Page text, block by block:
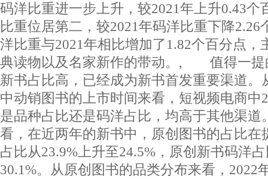
码洋比重进一步上升，较2021年上升0.43个
比重位居第二，较2021年码洋比重下降2.26
洋比重与2021年相比增加了1.82个百分点，
典读物以及名家新作的带动。, 值得一提
新书占比高，已经成为新书首发重要渠道。
中动销图书的上市时间来看，短视频电商中
是品种占比还是码洋占比，均高于其他
看，在近两年的新书中，原创图书的占比在
占比从23.9%上升至24.5%，原创新书码洋
30.1%。从原创图书的品类分布来看，2022